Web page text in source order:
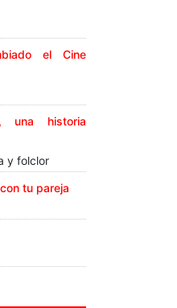
el Cine
una historia
y folclor
tu pareja